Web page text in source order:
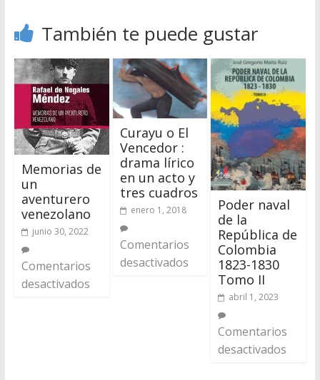
También te puede gustar
Memorias de
un
aventurero
venezolano
junio 30, 2022
Comentarios
desactivados
Curayu o El
Vencedor :
drama lírico
en un acto y
tres cuadros
enero 1, 2018
Comentarios
desactivados
Poder naval
de la
República de
Colombia
1823-1830
Tomo II
abril 1, 2023
Comentarios
desactivados